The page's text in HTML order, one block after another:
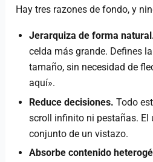
Hay tres razones de fondo, y
Jerarquiza de forma
celda más grande. Defines
tamaño, sin necesidad de
aquí».
Reduce decisiones. Todo
scroll infinito ni pestañas. El
conjunto de un vistazo.
Absorbe contenido